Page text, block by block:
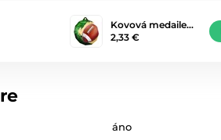
Kovová medaile…
2,33 €
áno